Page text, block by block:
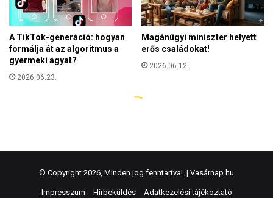
© Copyright 2026, Minden jog fenntartva! | Vasárnap.hu
Impresszum Hírbeküldés Adatkezelési tájékoztató